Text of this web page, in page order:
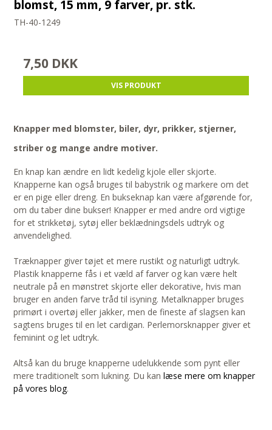
blomst, 15 mm, 9 farver, pr. stk.
TH-40-1249
7,50 DKK
VIS PRODUKT
Knapper med blomster, biler, dyr, prikker, stjerner,
striber og mange andre motiver.
En knap kan ændre en lidt kedelig kjole eller skjorte.
Knapperne kan også bruges til babystrik og markere om det
er en pige eller dreng. En bukseknap kan være afgørende for,
om du taber dine bukser! Knapper er med andre ord vigtige
for et strikketøj, sytøj eller beklædningsdels udtryk og
anvendelighed.
Træknapper giver tøjet et mere rustikt og naturligt udtryk.
Plastik knapperne fås i et væld af farver og kan være helt
neutrale på en mønstret skjorte eller dekorative, hvis man
bruger en anden farve tråd til isyning. Metalknapper bruges
primørt i overtøj eller jakker, men de fineste af slagsen kan
sagtens bruges til en let cardigan. Perlemorsknapper giver et
feminint og let udtryk.
Altså kan du bruge knapperne udelukkende som pynt eller
mere traditionelt som lukning. Du kan læse mere om knapper
på vores blog.